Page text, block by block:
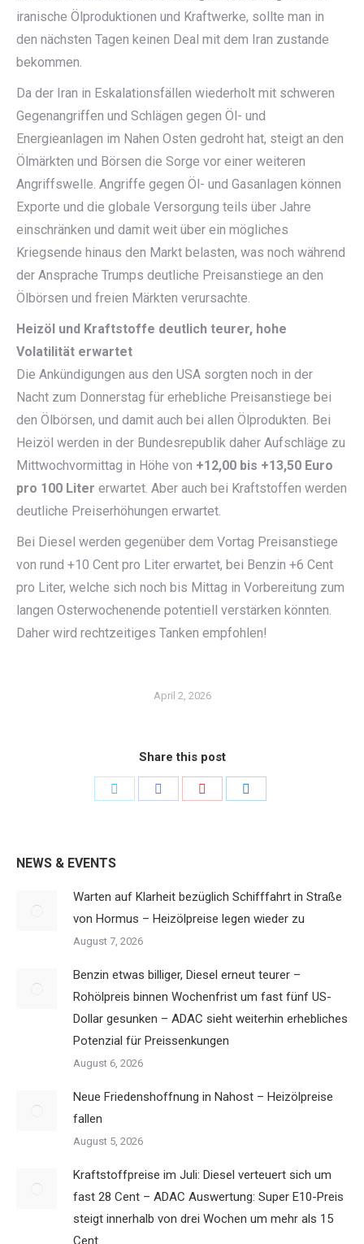
iranische Ölproduktionen und Kraftwerke, sollte man in
den nächsten Tagen keinen Deal mit dem Iran zustande
bekommen.
Da der Iran in Eskalationsfällen wiederholt mit schweren
Gegenangriffen und Schlägen gegen Öl- und
Energieanlagen im Nahen Osten gedroht hat, steigt an den
Ölmärkten und Börsen die Sorge vor einer weiteren
Angriffswelle. Angriffe gegen Öl- und Gasanlagen können
Exporte und die globale Versorgung teils über Jahre
einschränken und damit weit über ein mögliches
Kriegsende hinaus den Markt belasten, was noch während
der Ansprache Trumps deutliche Preisanstiege an den
Ölbörsen und freien Märkten verursachte.
Heizöl und Kraftstoffe deutlich teurer, hohe
Volatilität erwartet
Die Ankündigungen aus den USA sorgten noch in der
Nacht zum Donnerstag für erhebliche Preisanstiege bei
den Ölbörsen, und damit auch bei allen Ölprodukten. Bei
Heizöl werden in der Bundesrepublik daher Aufschläge zu
Mittwochvormittag in Höhe von +12,00 bis +13,50 Euro
pro 100 Liter erwartet. Aber auch bei Kraftstoffen werden
deutliche Preiserhöhungen erwartet.
Bei Diesel werden gegenüber dem Vortag Preisanstiege
von rund +10 Cent pro Liter erwartet, bei Benzin +6 Cent
pro Liter, welche sich noch bis Mittag in Vorbereitung zum
langen Osterwochenende potentiell verstärken könnten.
Daher wird rechtzeitiges Tanken empfohlen!
April 2, 2026
Share this post
NEWS & EVENTS
Warten auf Klarheit bezüglich Schifffahrt in Straße
von Hormus – Heizölpreise legen wieder zu
August 7, 2026
Benzin etwas billiger, Diesel erneut teurer –
Rohölpreis binnen Wochenfrist um fast fünf US-
Dollar gesunken – ADAC sieht weiterhin erhebliches
Potenzial für Preissenkungen
August 6, 2026
Neue Friedenshoffnung in Nahost – Heizölpreise
fallen
August 5, 2026
Kraftstoffpreise im Juli: Diesel verteuert sich um
fast 28 Cent – ADAC Auswertung: Super E10-Preis
steigt innerhalb von drei Wochen um mehr als 15
Cent